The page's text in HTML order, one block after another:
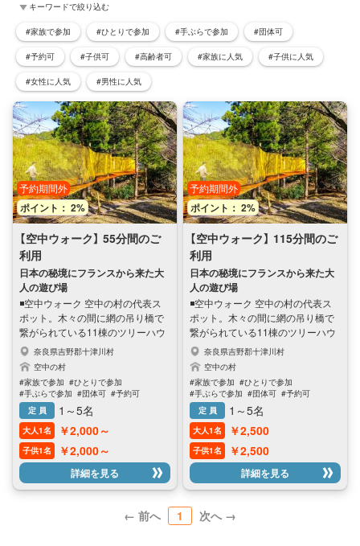
キーワードで絞り込む
#家族で参加 #ひとりで参加 #手ぶらで参加 #団体可
#予約可 #子供可 #高齢者可 #家族に人気 #子供に人気
#女性に人気 #男性に人気
ポイント： 2%
予約期間外
【空中ウォーク】 55分間のご
利用
日本の秘境にフランスから来た大
人の遊び場
◾空中ウォーク 空中の村の代表ス
ポット。木々の間に網の吊り橋で
繋がられている11棟のツリーハウ
スで空中散歩を体験できます。5つ
のエリア、2ヘクタールで面積で、
まるで異世界に入り、子どもの頃
に戻ります!アスレチックだと思っ
たら大間違いです。わくわくした
い方々におすすめ! ◾ご利用につい
て 利用時間 9:00～17:00（受付16
時まで） ・要予約 ・雨天時は施設
の一部ご利用不可能 濡れる可能性
もありますのでご了承ください。
改めて、晴天の時にお越しいただ
は利用不可 ・飲食物持ち込み可能
奈良県吉野郡十津川村
空中の村
#家族で参加 #ひとりで参加
#手ぶらで参加 #団体可 #予約可
#子供可 #高齢者可
#子供に人気
#女性に人気
定 員 1～5名
大人1名 ￥2,000～
子供1名 ￥2,000～
詳細を見る
ポイント： 2%
予約期間外
【空中ウォーク】 115分間のご
利用
日本の秘境にフランスから来た大
人の遊び場
◾空中ウォーク 空中の村の代表ス
ポット。木々の間に網の吊り橋で
繋がられている11棟のツリーハウ
スで空中散歩を体験できます。5つ
のエリア、2ヘクタールで面積で、
まるで異世界に入り、子どもの頃
に戻ります!アスレチックだと思っ
たら大間違いです。。。わくわく
したい方々におすすめ! ◾ご利用に
ついて 利用時間 9:00～17:00（受付
16時まで） ・要予約 ・雨天時は施
設の一部ご利用不可能 濡れる可能
性もありますのでご了承くださ
い。改めて、晴天の時にお越しい
ただける事を推奨します。 ・3歳
未満は利用不可 ・飲食物持ち込み
奈良県吉野郡十津川村
空中の村
#家族で参加 #ひとりで参加
#手ぶらで参加 #団体可 #予約可
#子供可 #高齢者可
#子供に人気
#女性に人気
定 員 1～5名
大人1名 ￥2,500
子供1名 ￥2,500
詳細を見る
← 前へ 1 次へ →